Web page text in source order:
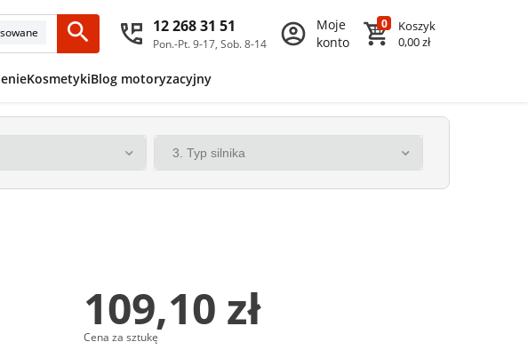
12 268 31 51
Pon.-Pt. 9-17, Sob. 8-14
Moje
konto
0
Koszyk
0,00 zł
KosmetykiBlog motoryzacyjny
109,10 zł
Cena za sztukę